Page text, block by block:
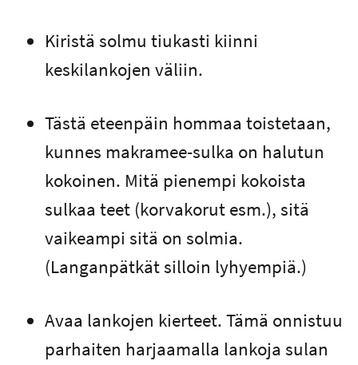
Kiristä solmu tiukasti kiinni
keskilankojen väliin.
Tästä eteenpäin hommaa toistetaan,
kunnes makramee-sulka on halutun
kokoinen. Mitä pienempi kokoista
sulkaa teet (korvakorut esm.), sitä
vaikeampi sitä on solmia.
(Langanpätkät silloin lyhyempiä.)
Avaa lankojen kierteet. Tämä onnistuu
parhaiten harjaamalla lankoja sulan